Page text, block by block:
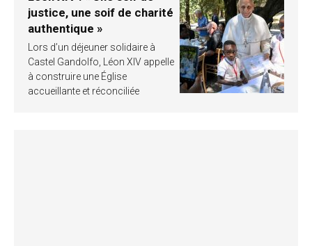
justice, une soif de charité
authentique »
Lors d’un déjeuner solidaire à
Castel Gandolfo, Léon XIV appelle
à construire une Église
accueillante et réconciliée